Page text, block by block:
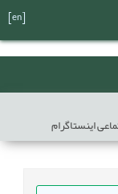
اینستاگرام